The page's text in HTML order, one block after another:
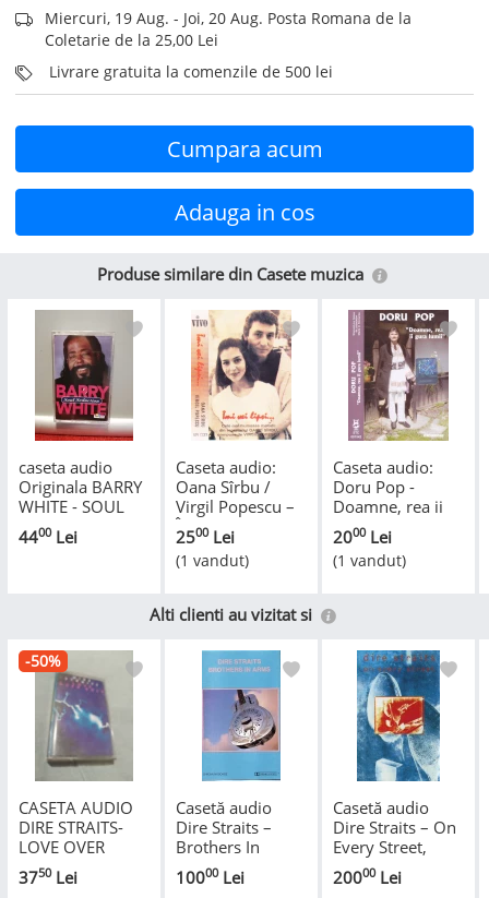
Miercuri, 19 Aug. - Joi, 20 Aug. Posta Romana de la
Coletarie de la 25,00 Lei
Livrare gratuita la comenzile de 500 lei
Cumpara acum
Adauga in cos
Produse similare din Casete muzica
caseta audio
Originala BARRY
WHITE - SOUL
SEDUCTION
(1988/ARISTA/RFG)
4400Lei
Caseta audio:
Oana Sîrbu /
Virgil Popescu ‎–
Îmi vei lipsi... (
1995, originala)
2500Lei
(1 vandut)
Caseta audio:
Doru Pop -
Doamne, rea ii
gura lumii (
Electrecord
STC001542 )
2000Lei
(1 vandut)
Alti clienti au vizitat si
-50%
CASETA AUDIO
DIRE STRAITS-
LOVE OVER
GOLD
ORIGINALA
3750Lei
Casetă audio
Dire Straits –
Brothers In
Arms, originală
10000Lei
Casetă audio
Dire Straits – On
Every Street,
originală
20000Lei